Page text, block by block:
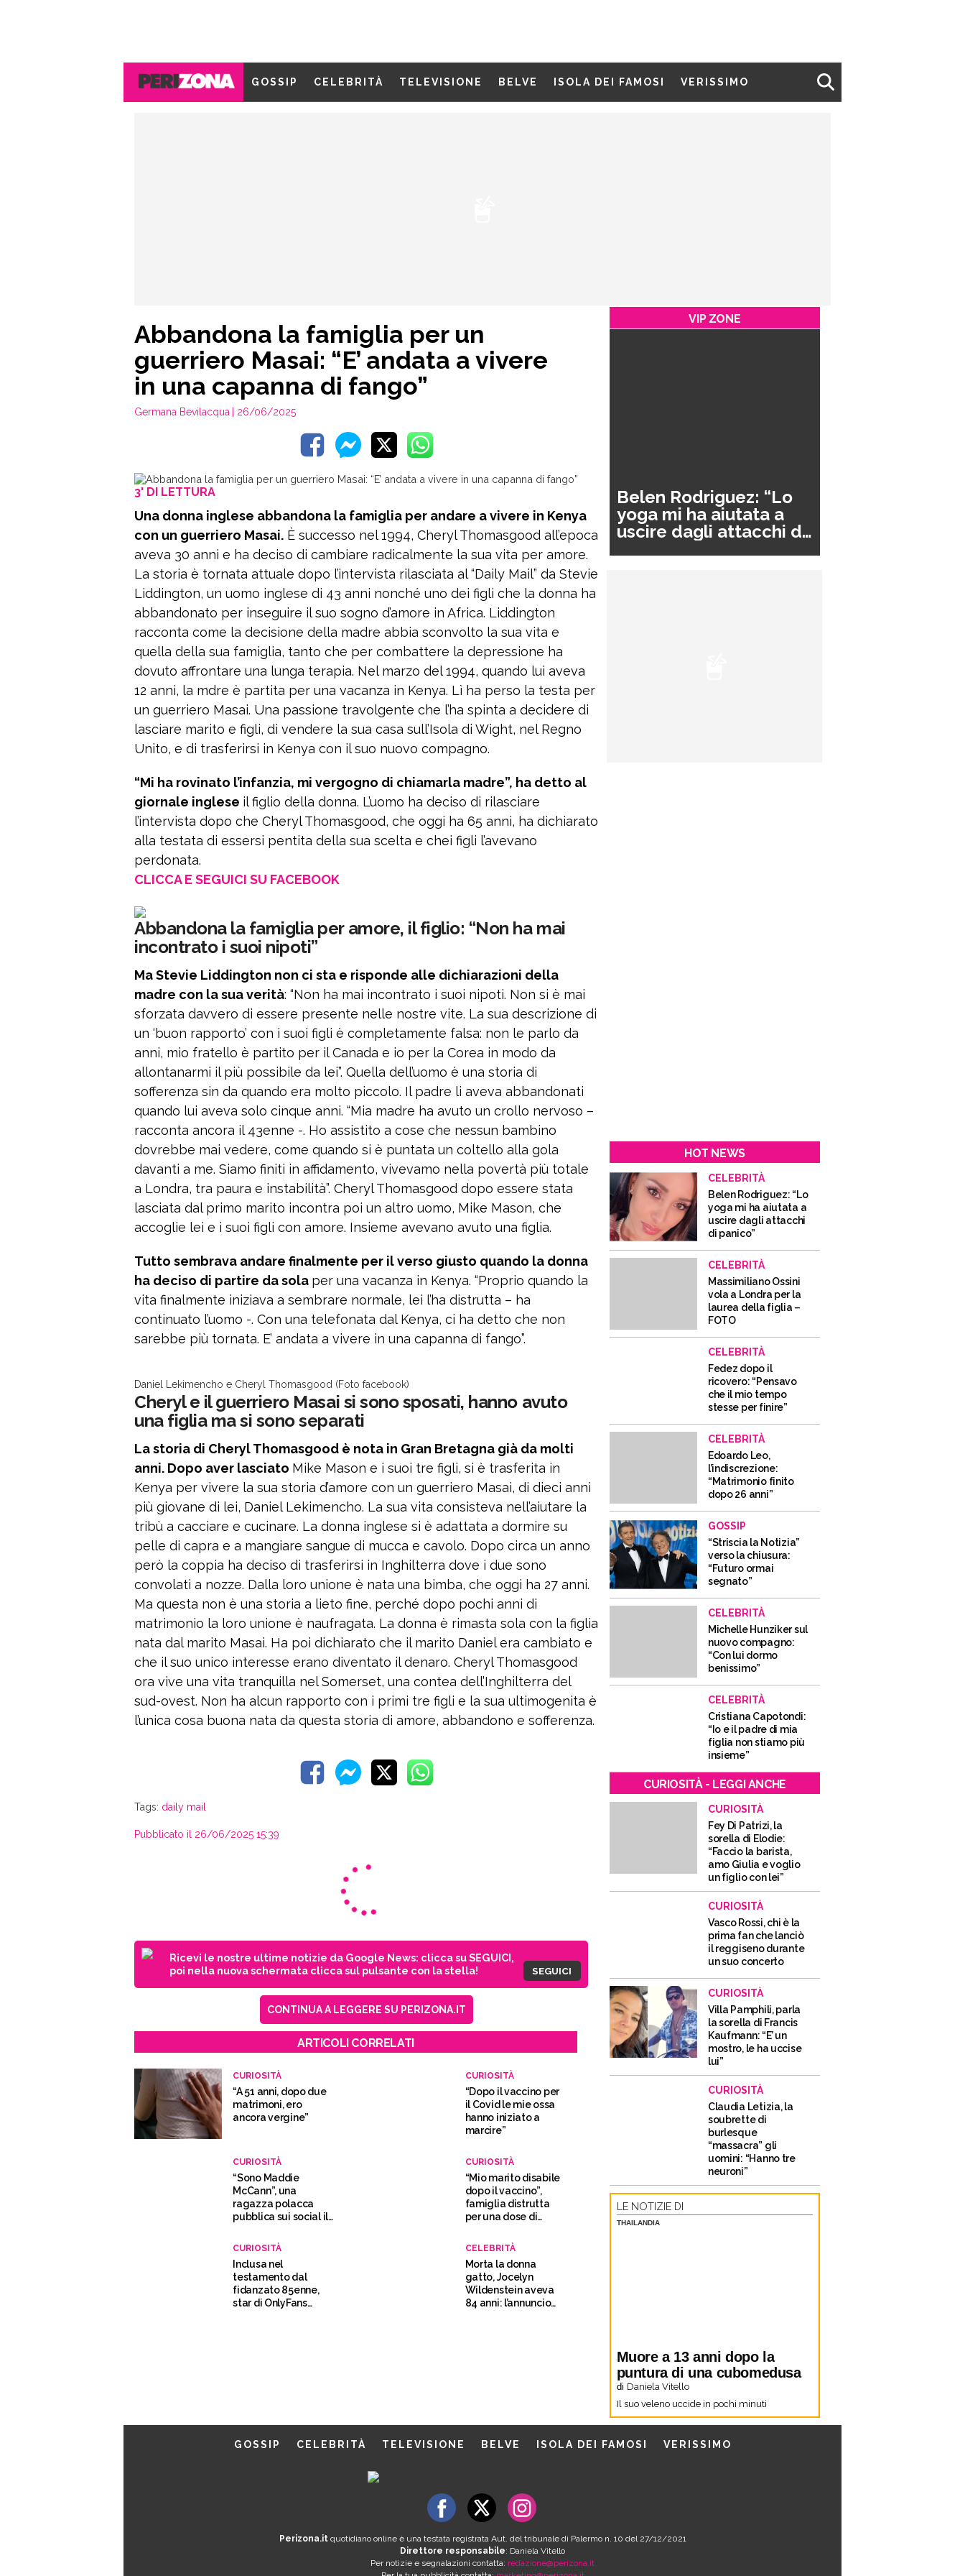
GOSSIP CELEBRITÀ TELEVISIONE BELVE ISOLA DEI FAMOSI VERISSIMO
Abbandona la famiglia per un
guerriero Masai: “E’ andata a vivere
in una capanna di fango”
Germana Bevilacqua | 26/06/2025
3' DI LETTURA
Una donna inglese abbandona la famiglia per andare a vivere in Kenya
con un guerriero Masai. È successo nel 1994, Cheryl Thomasgood all’epoca
aveva 30 anni e ha deciso di cambiare radicalmente la sua vita per amore.
La storia è tornata attuale dopo l’intervista rilasciata al “Daily Mail” da Stevie
Liddington, un uomo inglese di 43 anni nonché uno dei figli che la donna ha
abbandonato per inseguire il suo sogno d’amore in Africa. Liddington
racconta come la decisione della madre abbia sconvolto la sua vita e
quella della sua famiglia, tanto che per combattere la depressione ha
dovuto affrontare una lunga terapia. Nel marzo del 1994, quando lui aveva
12 anni, la mdre è partita per una vacanza in Kenya. Lì ha perso la testa per
un guerriero Masai. Una passione travolgente che l’ha spinta a decidere di
lasciare marito e figli, di vendere la sua casa sull’Isola di Wight, nel Regno
Unito, e di trasferirsi in Kenya con il suo nuovo compagno.
“Mi ha rovinato l’infanzia, mi vergogno di chiamarla madre”, ha detto al
giornale inglese il figlio della donna. L’uomo ha deciso di rilasciare
l’intervista dopo che Cheryl Thomasgood, che oggi ha 65 anni, ha dichiarato
alla testata di essersi pentita della sua scelta e chei figli l’avevano
perdonata.
CLICCA E SEGUICI SU FACEBOOK
Abbandona la famiglia per amore, il figlio: “Non ha mai
incontrato i suoi nipoti”
Ma Stevie Liddington non ci sta e risponde alle dichiarazioni della
madre con la sua verità: “Non ha mai incontrato i suoi nipoti. Non si è mai
sforzata davvero di essere presente nelle nostre vite. La sua descrizione di
un ‘buon rapporto’ con i suoi figli è completamente falsa: non le parlo da
anni, mio ​​fratello è partito per il Canada e io per la Corea in modo da
allontanarmi il più possibile da lei”. Quella dell’uomo è una storia di
sofferenza sin da quando era molto piccolo. Il padre li aveva abbandonati
quando lui aveva solo cinque anni. “Mia madre ha avuto un crollo nervoso –
racconta ancora il 43enne -. Ho assistito a cose che nessun bambino
dovrebbe mai vedere, come quando si è puntata un coltello alla gola
davanti a me. Siamo finiti in affidamento, vivevamo nella povertà più totale
a Londra, tra paura e instabilità”. Cheryl Thomasgood dopo essere stata
lasciata dal primo marito incontra poi un altro uomo, Mike Mason, che
accoglie lei e i suoi figli con amore. Insieme avevano avuto una figlia.
Tutto sembrava andare finalmente per il verso giusto quando la donna
ha deciso di partire da sola per una vacanza in Kenya. “Proprio quando la
vita finalmente iniziava a sembrare normale, lei l’ha distrutta – ha
continuato l’uomo -. Con una telefonata dal Kenya, ci ha detto che non
sarebbe più tornata. E’ andata a vivere in una capanna di fango”.
Daniel Lekimencho e Cheryl Thomasgood (Foto facebook)
Cheryl e il guerriero Masai si sono sposati, hanno avuto
una figlia ma si sono separati
La storia di Cheryl Thomasgood è nota in Gran Bretagna già da molti
anni. Dopo aver lasciato Mike Mason e i suoi tre figli, si è trasferita in
Kenya per vivere la sua storia d’amore con un guerriero Masai, di dieci anni
più giovane di lei, Daniel Lekimencho. La sua vita consisteva nell’aiutare la
tribù a cacciare e cucinare. La donna inglese si è adattata a dormire su
pelle di capra e a mangiare sangue di mucca e cavolo. Dopo circa un anno
però la coppia ha deciso di trasferirsi in Inghilterra dove i due sono
convolati a nozze. Dalla loro unione è nata una bimba, che oggi ha 27 anni.
Ma questa non è una storia a lieto fine, perché dopo pochi anni di
matrimonio la loro unione è naufragata. La donna è rimasta sola con la figlia
nata dal marito Masai. Ha poi dichiarato che il marito Daniel era cambiato e
che il suo unico interesse erano diventato il denaro. Cheryl Thomasgood
ora vive una vita tranquilla nel Somerset, una contea dell’Inghilterra del
sud-ovest. Non ha alcun rapporto con i primi tre figli e la sua ultimogenita è
l’unica cosa buona nata da questa storia di amore, abbandono e sofferenza.
Tags: daily mail
Pubblicato il 26/06/2025 15:39
Ricevi le nostre ultime notizie da Google News: clicca su SEGUICI,
poi nella nuova schermata clicca sul pulsante con la stella!
SEGUICI
CONTINUA A LEGGERE SU PERIZONA.IT
ARTICOLI CORRELATI
CURIOSITÀ
“A 51 anni, dopo due
matrimoni, ero
ancora vergine”
CURIOSITÀ
“Dopo il vaccino per
il Covid le mie ossa
hanno iniziato a
marcire”
CURIOSITÀ
“Sono Maddie
McCann”, una
ragazza polacca
pubblica sui social il
CURIOSITÀ
“Mio marito disabile
dopo il vaccino”,
famiglia distrutta
per una dose di
CURIOSITÀ
Inclusa nel
testamento dal
fidanzato 85enne,
star di OnlyFans
CELEBRITÀ
Morta la donna
gatto, Jocelyn
Wildenstein aveva
84 anni: l’annuncio
VIP ZONE
Belen Rodriguez: “Lo
yoga mi ha aiutata a
uscire dagli attacchi di
HOT NEWS
CELEBRITÀ
Belen Rodriguez: “Lo
yoga mi ha aiutata a
uscire dagli attacchi
di panico”
CELEBRITÀ
Massimiliano Ossini
vola a Londra per la
laurea della figlia –
FOTO
CELEBRITÀ
Fedez dopo il
ricovero: “Pensavo
che il mio tempo
stesse per finire”
CELEBRITÀ
Edoardo Leo,
l’indiscrezione:
“Matrimonio finito
dopo 26 anni”
GOSSIP
“Striscia la Notizia”
verso la chiusura:
“Futuro ormai
segnato”
CELEBRITÀ
Michelle Hunziker sul
nuovo compagno:
“Con lui dormo
benissimo”
CELEBRITÀ
Cristiana Capotondi:
“Io e il padre di mia
figlia non stiamo più
insieme”
CURIOSITÀ - LEGGI ANCHE
CURIOSITÀ
Fey Di Patrizi, la
sorella di Elodie:
“Faccio la barista,
amo Giulia e voglio
un figlio con lei”
CURIOSITÀ
Vasco Rossi, chi è la
prima fan che lanciò
il reggiseno durante
un suo concerto
CURIOSITÀ
Villa Pamphili, parla
la sorella di Francis
Kaufmann: “E’ un
mostro, le ha uccise
lui”
CURIOSITÀ
Claudia Letizia, la
soubrette di
burlesque
“massacra” gli
uomini: “Hanno tre
neuroni”
LE NOTIZIE DI
THAILANDIA
Muore a 13 anni dopo la
puntura di una cubomedusa
di Daniela Vitello
Il suo veleno uccide in pochi minuti
GOSSIP CELEBRITÀ TELEVISIONE BELVE ISOLA DEI FAMOSI VERISSIMO
Perizona.itquotidiano online è una testata registrata Aut. del tribunale di Palermo n. 10 del 27/12/2021
Direttore responsabile: Daniela Vitello
Per notizie e segnalazioni contatta: redazione@perizona.it